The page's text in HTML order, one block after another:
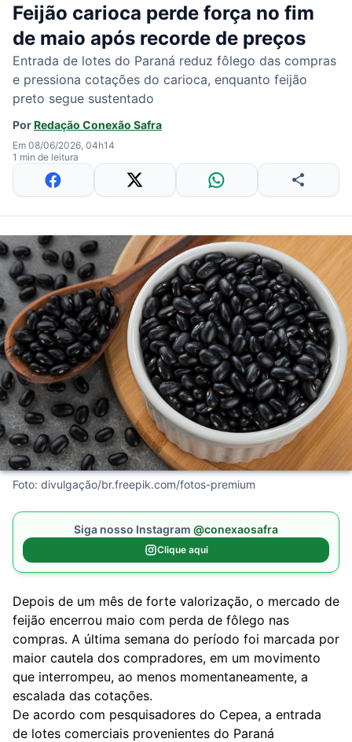
Feijão carioca perde força no fim
de maio após recorde de preços
Entrada de lotes do Paraná reduz fôlego das compras
e pressiona cotações do carioca, enquanto feijão
preto segue sustentado
PorRedação Conexão Safra
Em 08/06/2026, 04h14
1 min de leitura
Foto: divulgação/br.freepik.com/fotos-premium
Siga nosso Instagram @conexaosafra
Clique aqui
Depois de um mês de forte valorização, o mercado de
feijão encerrou maio com perda de fôlego nas
compras. A última semana do período foi marcada por
maior cautela dos compradores, em um movimento
que interrompeu, ao menos momentaneamente, a
escalada das cotações.
De acordo com pesquisadores do Cepea, a entrada
de lotes comerciais provenientes do Paraná